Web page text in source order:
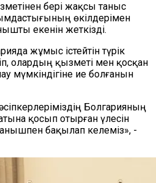
бері жақсы таныс
өкілдерімен
екенін жеткізді.
жұмыс істейтін түрік
олардың қызметі мен қосқан
мүмкіндігіне ие болғанын
Болгарияның
қосып отырған үлесін
бақылап келеміз», -